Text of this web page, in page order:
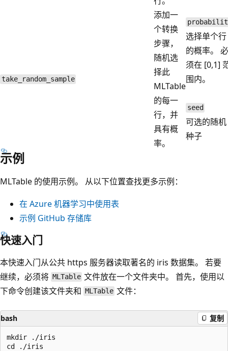
take_random_sample
添加一
个转换
步骤，
随机选
择此
MLTable
的每一
行，并
具有概
率。
选择单个行
的概率。 必
须在 [0,1]
围内。
seed
可选的随机
种子
示例
MLTable 的使用示例。 从以下位置查找更多示例：
在 Azure 机器学习中使用表
示例 GitHub 存储库
快速入门
本快速入门从公共 https 服务器读取著名的 iris 数据集。 若要
继续，必须将 MLTable 文件放在一个文件夹中。 首先，使用以
下命令创建该文件夹和 MLTable 文件：
bash 复制
mkdir ./iris
cd ./iris